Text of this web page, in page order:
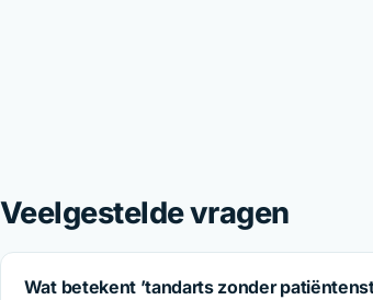
Veelgestelde vragen
Wat betekent ’tandarts zonder